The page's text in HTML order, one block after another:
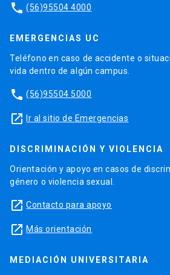
phone (56)95504 4000
EMERGENCIAS UC
Teléfono en caso de accidente o
vida dentro de algún campus.
phone (56)95504 5000
launch Ir al sitio de Emergencias
DISCRIMINACIÓN Y VIOLENCIA
Orientación y apoyo en casos de
género o violencia sexual.
launch Contacto para apoyo
launch Más orientación
MEDIACIÓN UNIVERSITARIA